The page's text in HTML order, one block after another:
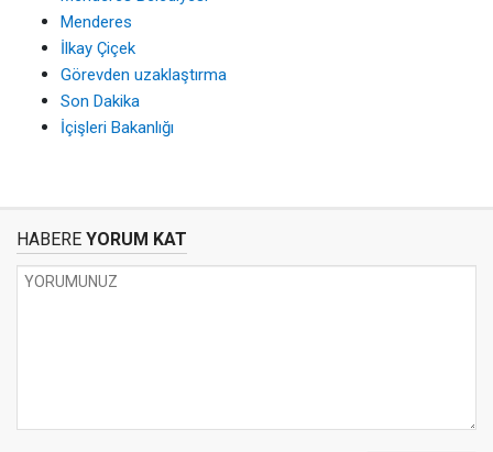
Menderes
İlkay Çiçek
Görevden uzaklaştırma
Son Dakika
İçişleri Bakanlığı
HABERE YORUM KAT